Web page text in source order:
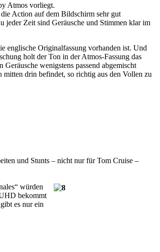
Atmos vorliegt.
Action auf dem Bildschirm sehr gut
jeder Zeit sind Geräusche und Stimmen klar im
englische Originalfassung vorhanden ist. Und
holt der Ton in der Atmos-Fassung das
wenigstens passend abgemischt
drin befindet, so richtig aus den Vollen zu
und Stunts – nicht nur für Tom Cruise –
würden
bekommt
es nur ein